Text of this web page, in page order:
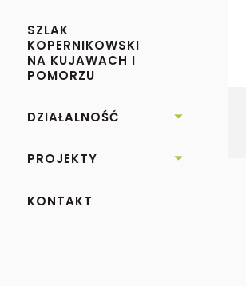
SZLAK
KOPERNIKOWSKI
NA KUJAWACH I
POMORZU
DZIAŁALNOŚĆ 
PROJEKTY 
KONTAKT